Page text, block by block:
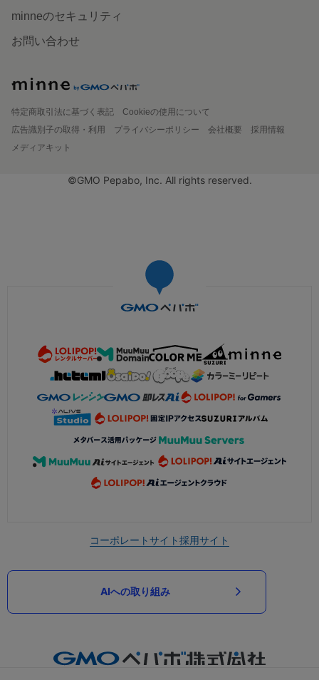
minneのセキュリティ
お問い合わせ
特定商取引法に基づく表記
Cookieの使用について
広告識別子の取得・利用
プライバシーポリシー 会社概要
採用情報
メディアキット
©GMO Pepabo, Inc. All rights reserved.
コーポレートサイト採用サイト
AIへの取り組み